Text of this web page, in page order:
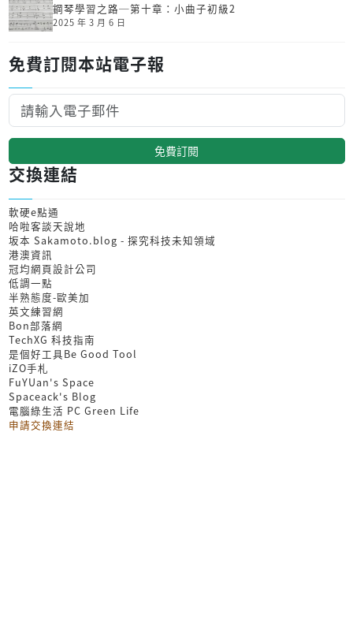
鋼琴學習之路─第十章：小曲子初級2
2025 年 3 月 6 日
免費訂閱本站電子報
免費訂閱
交換連結
軟硬e點通
哈啦客談天說地
坂本 Sakamoto.blog - 探究科技未知領域
港澳資訊
冠均網頁設計公司
低調一點
半熟態度-歐美加
英文練習網
Bon部落網
TechXG 科技指南
是個好工具Be Good Tool
iZO手札
FuYUan's Space
Spaceack's Blog
電腦綠生活 PC Green Life
申請交換連結